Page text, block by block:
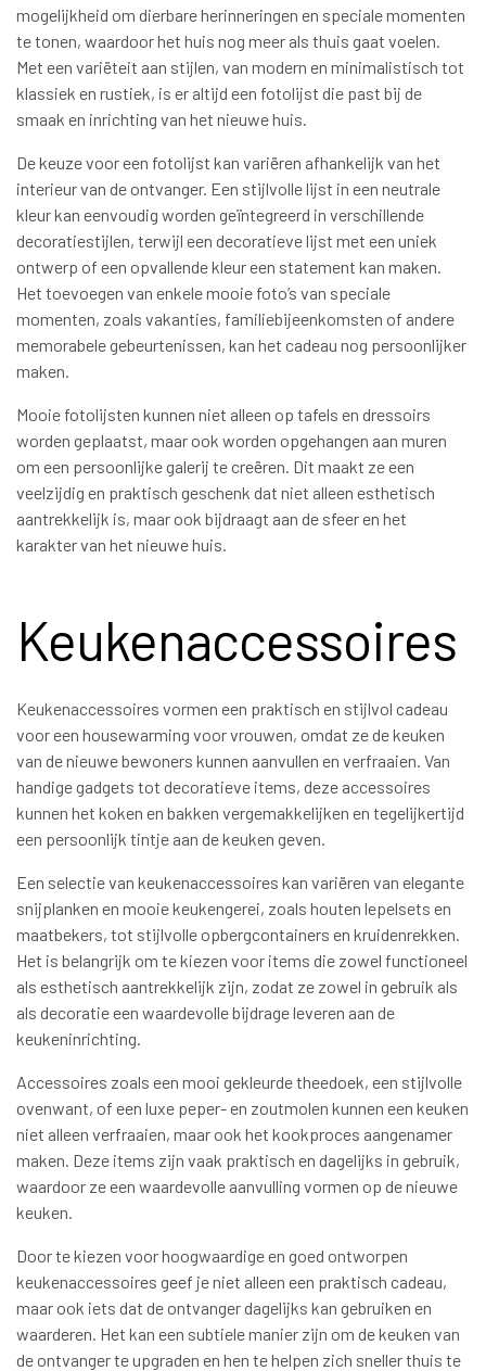
mogelijkheid om dierbare herinneringen en speciale momenten
te tonen, waardoor het huis nog meer als thuis gaat voelen.
Met een variëteit aan stijlen, van modern en minimalistisch tot
klassiek en rustiek, is er altijd een fotolijst die past bij de
smaak en inrichting van het nieuwe huis.
De keuze voor een fotolijst kan variëren afhankelijk van het
interieur van de ontvanger. Een stijlvolle lijst in een neutrale
kleur kan eenvoudig worden geïntegreerd in verschillende
decoratiestijlen, terwijl een decoratieve lijst met een uniek
ontwerp of een opvallende kleur een statement kan maken.
Het toevoegen van enkele mooie foto’s van speciale
momenten, zoals vakanties, familiebijeenkomsten of andere
memorabele gebeurtenissen, kan het cadeau nog persoonlijker
maken.
Mooie fotolijsten kunnen niet alleen op tafels en dressoirs
worden geplaatst, maar ook worden opgehangen aan muren
om een persoonlijke galerij te creëren. Dit maakt ze een
veelzijdig en praktisch geschenk dat niet alleen esthetisch
aantrekkelijk is, maar ook bijdraagt aan de sfeer en het
karakter van het nieuwe huis.
Keukenaccessoires
Keukenaccessoires vormen een praktisch en stijlvol cadeau
voor een housewarming voor vrouwen, omdat ze de keuken
van de nieuwe bewoners kunnen aanvullen en verfraaien. Van
handige gadgets tot decoratieve items, deze accessoires
kunnen het koken en bakken vergemakkelijken en tegelijkertijd
een persoonlijk tintje aan de keuken geven.
Een selectie van keukenaccessoires kan variëren van elegante
snijplanken en mooie keukengerei, zoals houten lepelsets en
maatbekers, tot stijlvolle opbergcontainers en kruidenrekken.
Het is belangrijk om te kiezen voor items die zowel functioneel
als esthetisch aantrekkelijk zijn, zodat ze zowel in gebruik als
als decoratie een waardevolle bijdrage leveren aan de
keukeninrichting.
Accessoires zoals een mooi gekleurde theedoek, een stijlvolle
ovenwant, of een luxe peper- en zoutmolen kunnen een keuken
niet alleen verfraaien, maar ook het kookproces aangenamer
maken. Deze items zijn vaak praktisch en dagelijks in gebruik,
waardoor ze een waardevolle aanvulling vormen op de nieuwe
keuken.
Door te kiezen voor hoogwaardige en goed ontworpen
keukenaccessoires geef je niet alleen een praktisch cadeau,
maar ook iets dat de ontvanger dagelijks kan gebruiken en
waarderen. Het kan een subtiele manier zijn om de keuken van
de ontvanger te upgraden en hen te helpen zich sneller thuis te